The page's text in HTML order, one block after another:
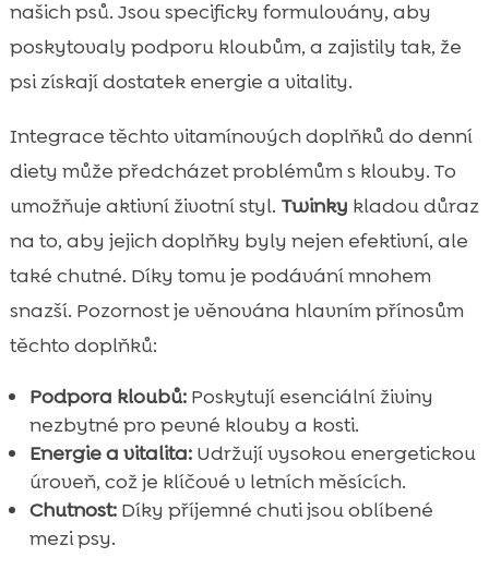
našich psů. Jsou specificky formulovány, aby
poskytovaly podporu kloubům, a zajistily tak, že
psi získají dostatek energie a vitality.
Integrace těchto vitamínových doplňků do denní
diety může předcházet problémům s klouby. To
umožňuje aktivní životní styl. Twinky kladou důraz
na to, aby jejich doplňky byly nejen efektivní, ale
také chutné. Díky tomu je podávání mnohem
snazší. Pozornost je věnována hlavním přínosům
těchto doplňků:
Podpora kloubů:Poskytují esenciální živiny
nezbytné pro pevné klouby a kosti.
Energie a vitalita:Udržují vysokou energetickou
úroveň, což je klíčové v letních měsících.
Chutnost:Díky příjemné chuti jsou oblíbené
mezi psy.